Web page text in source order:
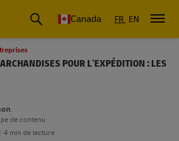
Canada FR EN
POUR L’EXPÉDITION : LES
de contenu
4 min de lecture